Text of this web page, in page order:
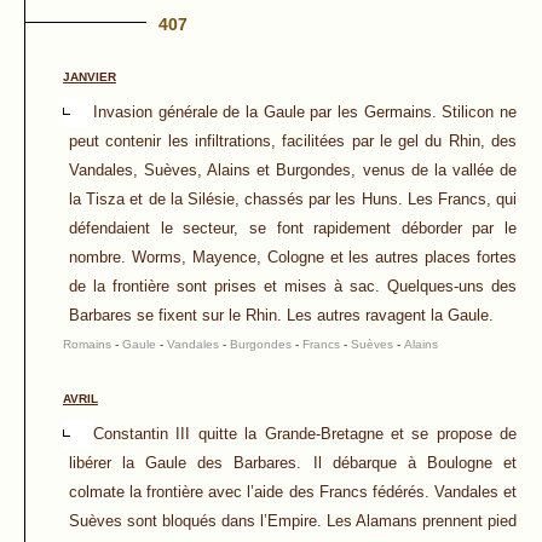
407
JANVIER
Invasion générale de la Gaule par les Germains. Stilicon ne
peut contenir les infiltrations, facilitées par le gel du Rhin, des
Vandales, Suèves, Alains et Burgondes, venus de la vallée de
la Tisza et de la Silésie, chassés par les Huns. Les Francs, qui
défendaient le secteur, se font rapidement déborder par le
nombre. Worms, Mayence, Cologne et les autres places fortes
de la frontière sont prises et mises à sac. Quelques-uns des
Barbares se fixent sur le Rhin. Les autres ravagent la Gaule.
Romains - Gaule - Vandales - Burgondes - Francs - Suèves - Alains
AVRIL
Constantin III quitte la Grande-Bretagne et se propose de
libérer la Gaule des Barbares. Il débarque à Boulogne et
colmate la frontière avec l’aide des Francs fédérés. Vandales et
Suèves sont bloqués dans l’Empire. Les Alamans prennent pied